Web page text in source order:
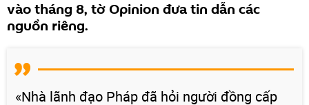
vào tháng 8, tờ Opinion đưa tin dẫn các
nguồn riêng.
«Nhà lãnh đạo Pháp đã hỏi người đồng cấp